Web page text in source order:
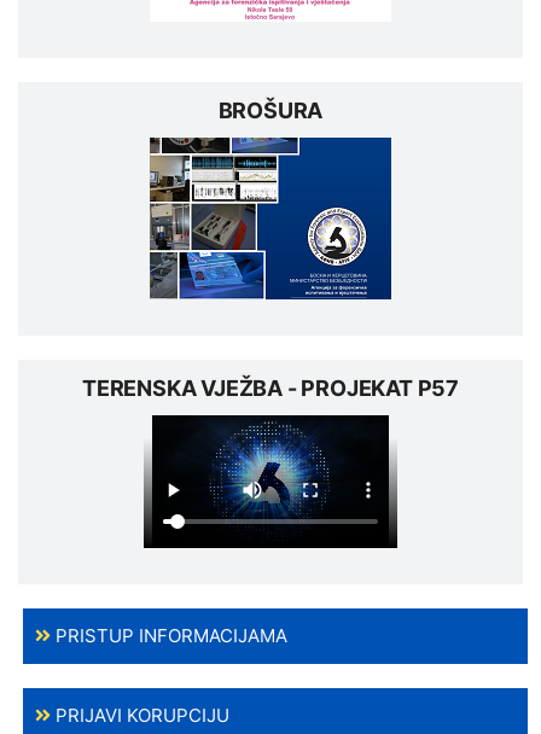
BROŠURA
TERENSKA VJEŽBA - PROJEKAT P57
PRISTUP INFORMACIJAMA
PRIJAVI KORUPCIJU